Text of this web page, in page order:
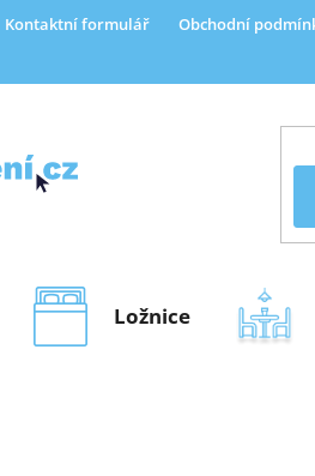
Kontaktní formulář Obchodní
Ložnice